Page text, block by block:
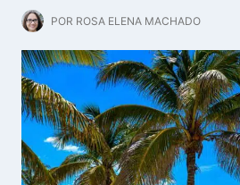
POR ROSA ELENA MACHADO